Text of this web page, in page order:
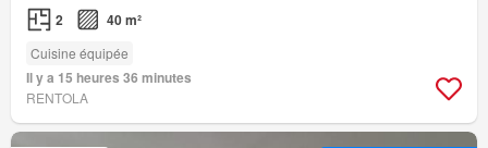
2 40 m²
Cuisine équipée
Il y a 15 heures 36 minutes
RENTOLA